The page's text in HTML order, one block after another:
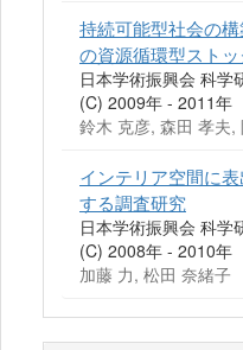
持続可能型社会の
の資源循環型スト
日本学術振興会 科学
(C) 2009年 - 2011年
鈴木 克彦, 森田 孝夫,
インテリア空間に
する調査研究
日本学術振興会 科学
(C) 2008年 - 2010年
加藤 力, 松田 奈緒子